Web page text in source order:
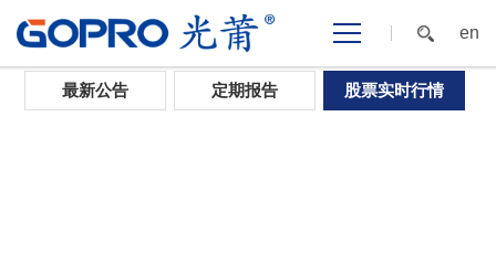
en
首页 >投资者关系 >股票实时行情
最新公告 定期报告 股票实时行情